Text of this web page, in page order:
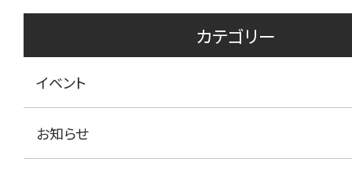
カテゴリー
イベント
お知らせ